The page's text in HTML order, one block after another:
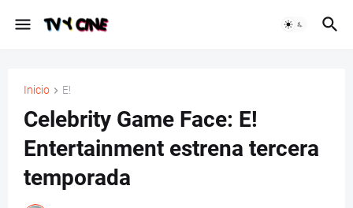
Inicio E!
Celebrity Game Face: E!
Entertainment estrena tercera
temporada